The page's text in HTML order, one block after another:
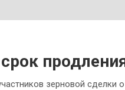
зерновой сделки